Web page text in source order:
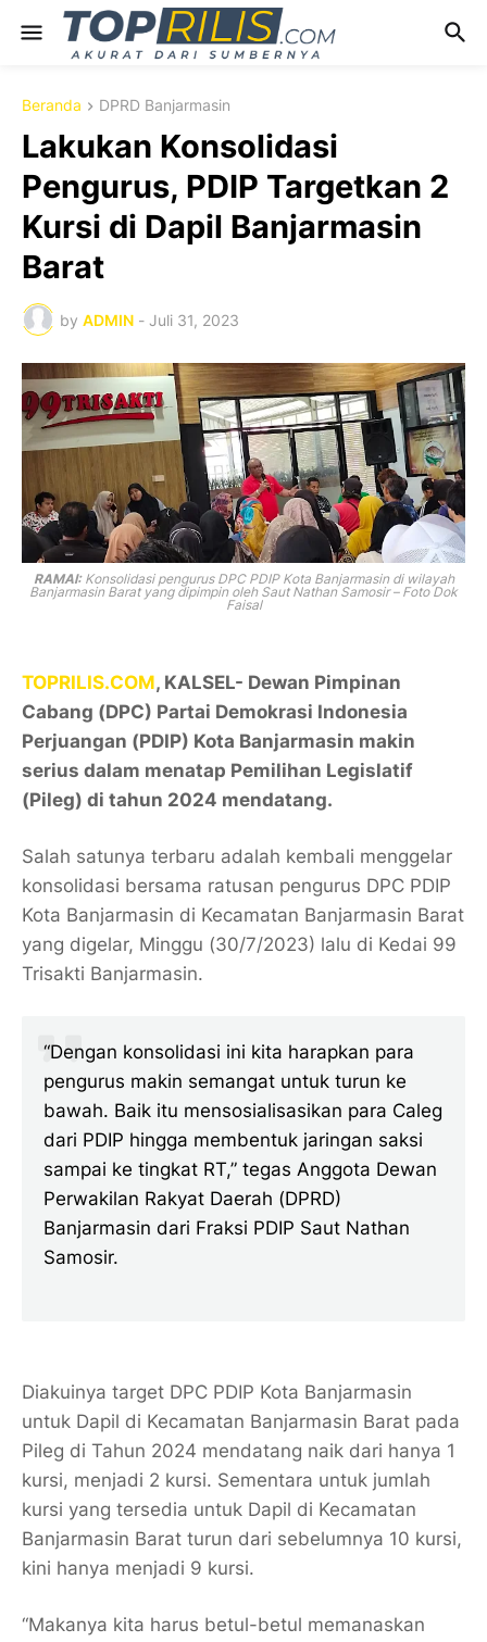
Beranda DPRD Banjarmasin
Lakukan Konsolidasi
Pengurus, PDIP Targetkan 2
Kursi di Dapil Banjarmasin
Barat
by ADMIN - Juli 31, 2023
RAMAI: Konsolidasi pengurus DPC PDIP Kota Banjarmasin di wilayah
Banjarmasin Barat yang dipimpin oleh Saut Nathan Samosir – Foto Dok
Faisal
TOPRILIS.COM, KALSEL- Dewan Pimpinan
Cabang (DPC) Partai Demokrasi Indonesia
Perjuangan (PDIP) Kota Banjarmasin makin
serius dalam menatap Pemilihan Legislatif
(Pileg) di tahun 2024 mendatang.
Salah satunya terbaru adalah kembali menggelar
konsolidasi bersama ratusan pengurus DPC PDIP
Kota Banjarmasin di Kecamatan Banjarmasin Barat
yang digelar, Minggu (30/7/2023) lalu di Kedai 99
Trisakti Banjarmasin.
“Dengan konsolidasi ini kita harapkan para
pengurus makin semangat untuk turun ke
bawah. Baik itu mensosialisasikan para Caleg
dari PDIP hingga membentuk jaringan saksi
sampai ke tingkat RT,” tegas Anggota Dewan
Perwakilan Rakyat Daerah (DPRD)
Banjarmasin dari Fraksi PDIP Saut Nathan
Samosir.
Diakuinya target DPC PDIP Kota Banjarmasin
untuk Dapil di Kecamatan Banjarmasin Barat pada
Pileg di Tahun 2024 mendatang naik dari hanya 1
kursi, menjadi 2 kursi. Sementara untuk jumlah
kursi yang tersedia untuk Dapil di Kecamatan
Banjarmasin Barat turun dari sebelumnya 10 kursi,
kini hanya menjadi 9 kursi.
“Makanya kita harus betul-betul memanaskan